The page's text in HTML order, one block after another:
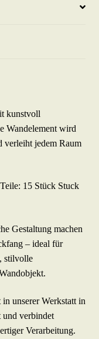
kunstvoll
Wandelement wird
verleiht jedem Raum
15 Stück Stuck
Gestaltung machen
– ideal für
stilvolle
unserer Werkstatt in
und verbindet
Verarbeitung.